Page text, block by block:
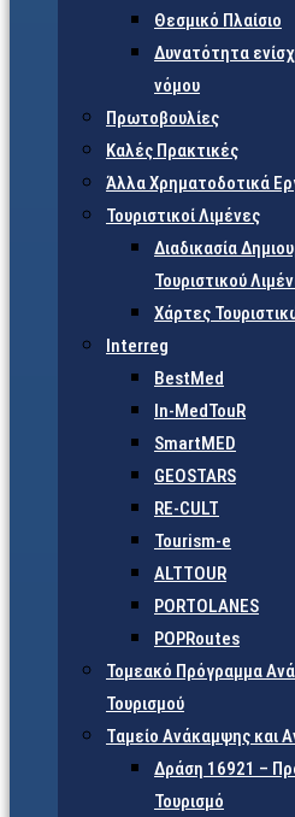
Θεσμικό Πλαίσιο
Δυνατότητα
νόμου
Πρωτοβουλίες
Καλές Πρακτικές
Άλλα Χρηματοδοτικά
Τουριστικοί Λιμένες
Διαδικασία
Τουριστικού
Χάρτες
Interreg
BestMed
In-MedTouR
SmartMED
GEOSTARS
RE-CULT
Tourism-e
ALTTOUR
PORTOLANES
POPRoutes
Τομεακό Πρόγραμμα
Τουρισμού
Ταμείο Ανάκαμψης και
Δράση 16921 –
Τουρισμό